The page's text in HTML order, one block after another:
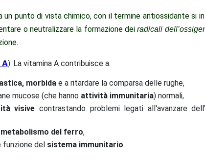
un punto di vista chimico, con il termine antiossidante si
o neutralizzare la formazione deiradicali
A) La vitamina A contribuisce a:
morbidae a ritardare la comparsa delle rughe,
mucose (che hanno attività immunitaria) normali,
visive contrastando problemi legati all'avanzare
metabolismo del ferro,
funzione del sistema immunitario.